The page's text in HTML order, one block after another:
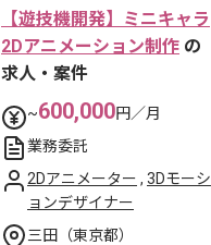
【遊技機開発】ミニキャラ
2Dアニメーション制作 の
求人・案件
~600,000円／月
業務委託
2Dアニメーター , 3Dモーシ
ョンデザイナー
三田（東京都）